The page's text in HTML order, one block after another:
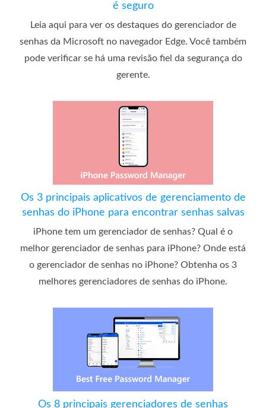
é seguro
Leia aqui para ver os destaques do gerenciador de
senhas da Microsoft no navegador Edge. Você também
pode verificar se há uma revisão fiel da segurança do
gerente.
Os 3 principais aplicativos de gerenciamento de
senhas do iPhone para encontrar senhas salvas
iPhone tem um gerenciador de senhas? Qual é o
melhor gerenciador de senhas para iPhone? Onde está
o gerenciador de senhas no iPhone? Obtenha os 3
melhores gerenciadores de senhas do iPhone.
Os 8 principais gerenciadores de senhas